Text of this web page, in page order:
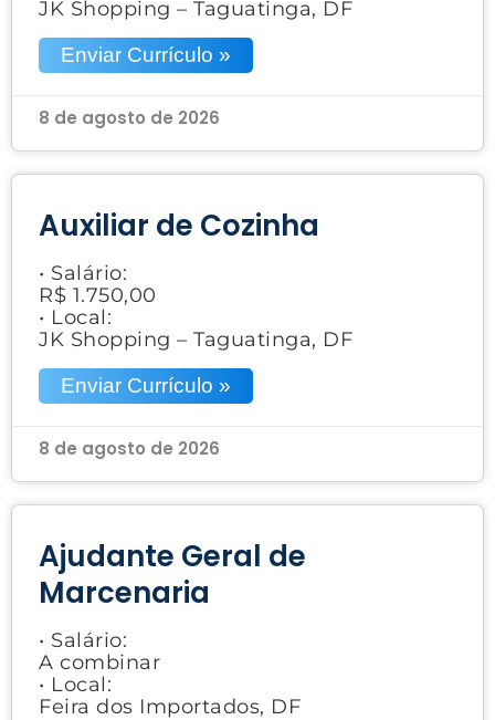
JK Shopping – Taguatinga, DF
Enviar Currículo »
8 de agosto de 2026
Auxiliar de Cozinha
• Salário:
R$ 1.750,00
• Local:
JK Shopping – Taguatinga, DF
Enviar Currículo »
8 de agosto de 2026
Ajudante Geral de
Marcenaria
• Salário:
A combinar
• Local:
Feira dos Importados, DF